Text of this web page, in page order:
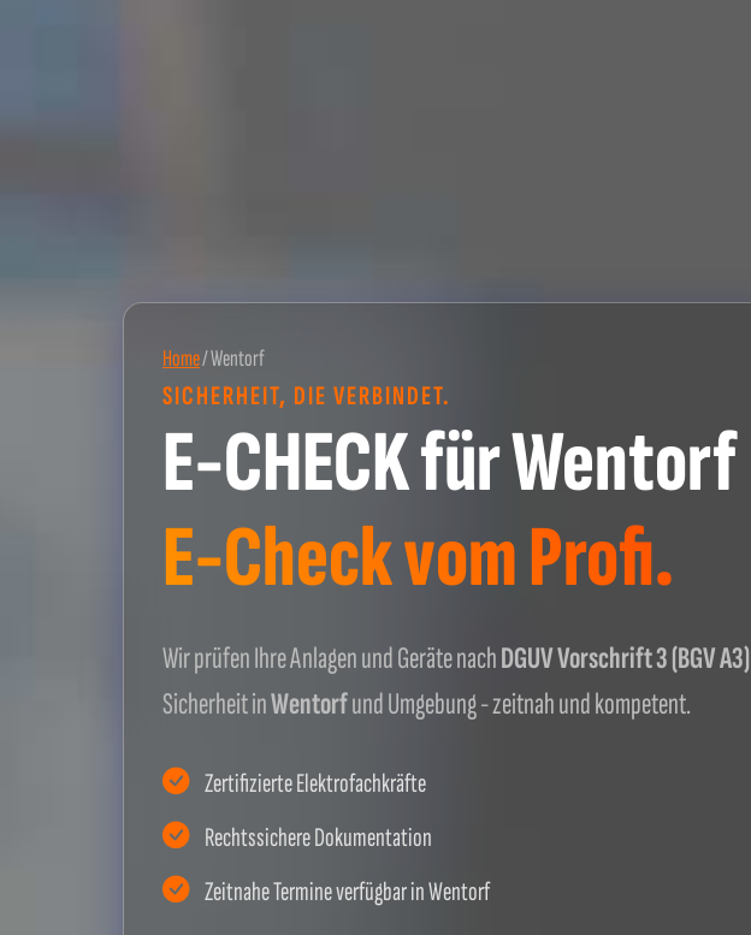
Home/Wentorf
SICHERHEIT, DIE VERBINDET.
E-CHECK für Wentorf
E-Check vom Profi.
Wir prüfen Ihre Anlagen und Geräte nachDGUV Vorschrift 3 (BGV A3)
Sicherheit inWentorfund Umgebung - zeitnah und kompetent.
Zertifizierte Elektrofachkräfte
Rechtssichere Dokumentation
Zeitnahe Termine verfügbar in Wentorf